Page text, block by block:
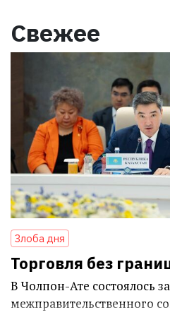
Свежее
Злоба дня
Торговля без
В Чолпон-Ате состоялось
межправительственного